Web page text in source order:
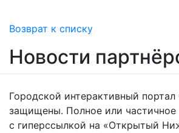
Возврат к списку
Новости
Городской интерактивный
защищены. Полное или
с гиперссылкой на «Открытый